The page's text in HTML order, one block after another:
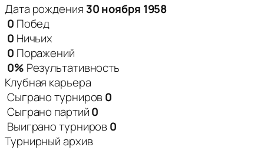
Дата рождения 30 ноября 1958
0 Побед
0 Ничьих
0 Поражений
0% Результативность
Клубная карьера
Сыграно турниров0
Сыграно партий0
Выиграно турниров0
Турнирный архив